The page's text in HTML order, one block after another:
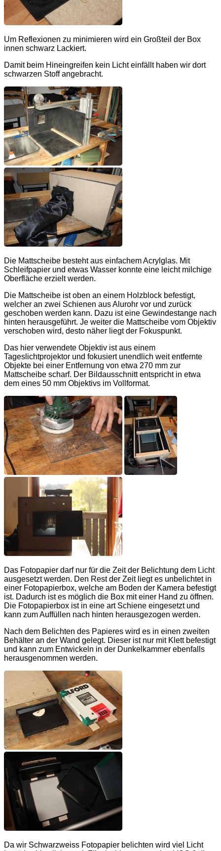
Um Reflexionen zu minimieren wird ein Großteil der Box
innen schwarz Lackiert.
Damit beim Hineingreifen kein Licht einfällt haben wir dort
schwarzen Stoff angebracht.
Die Mattscheibe besteht aus einfachem Acrylglas. Mit
Schleifpapier und etwas Wasser konnte eine leicht milchige
Oberfläche erzielt werden.
Die Mattscheibe ist oben an einem Holzblock befestigt,
welcher an zwei Schienen aus Alurohr vor und zurück
geschoben werden kann. Dazu ist eine Gewindestange nach
hinten herausgeführt. Je weiter die Mattscheibe vom Objektiv
verschoben wird, desto näher liegt der Fokuspunkt.
Das hier verwendete Objektiv ist aus einem
Tageslichtprojektor und fokusiert unendlich weit entfernte
Objekte bei einer Entfernung von etwa 270 mm zur
Mattscheibe scharf. Der Bildausschnitt entspricht in etwa
dem eines 50 mm Objektivs im Vollformat.
Das Fotopapier darf nur für die Zeit der Belichtung dem Licht
ausgesetzt werden. Den Rest der Zeit liegt es unbelichtet in
einer Fotopapierbox, welche am Boden der Kamera befestigt
ist. Dadurch ist es möglich die Box mit einer Hand zu öffnen.
Die Fotopapierbox ist in eine art Schiene eingesetzt und
kann zum Auffüllen nach hinten herausgezogen werden.
Nach dem Belichten des Papieres wird es in einen zweiten
Behälter an der Wand gelegt. Dieser ist nur mit Klett befestigt
und kann zum Entwickeln in der Dunkelkammer ebenfalls
herausgenommen werden.
Da wir Schwarzweiss Fotopapier belichten wird viel Licht